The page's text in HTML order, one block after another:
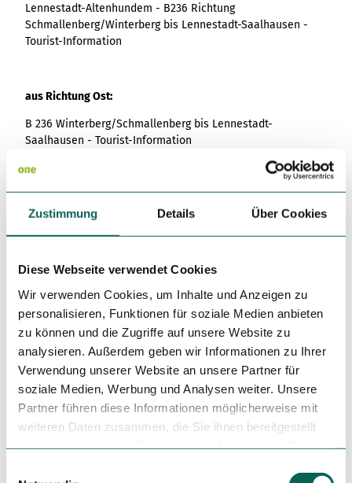
Zustimmung Details Über Cookies
Diese Webseite verwendet Cookies
Wir verwenden Cookies, um Inhalte und Anzeigen zu
personalisieren, Funktionen für soziale Medien anbieten
zu können und die Zugriffe auf unsere Website zu
analysieren. Außerdem geben wir Informationen zu Ihrer
Verwendung unserer Website an unsere Partner für
soziale Medien, Werbung und Analysen weiter. Unsere
Partner führen diese Informationen möglicherweise mit
weiteren Daten zusammen, die Sie ihnen bereitgestellt
Lennestadt-Altenhundem - B236 Richtung
Schmallenberg/Winterberg bis Lennestadt-Saalhausen -
Tourist-Information
aus Richtung Ost:
B 236 Winterberg/Schmallenberg bis Lennestadt-
Saalhausen - Tourist-Information
Parken
Tourist-Information Saalhausen(am Kur- und Bürgerhaus)
Öffentliche Verkehrsmittel
Weitere Infos / Links
www.saalhausen.de
www.oberhundem.com
Autor:in
Clemens Lüdtke